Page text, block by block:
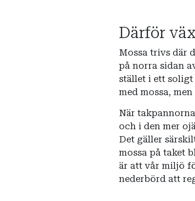
Därför
Mossa trivs där
på norra sidan
stället i ett
med mossa,
När
och i den mer
Det gäller
mossa på taket
är att vår miljö
nederbörd att